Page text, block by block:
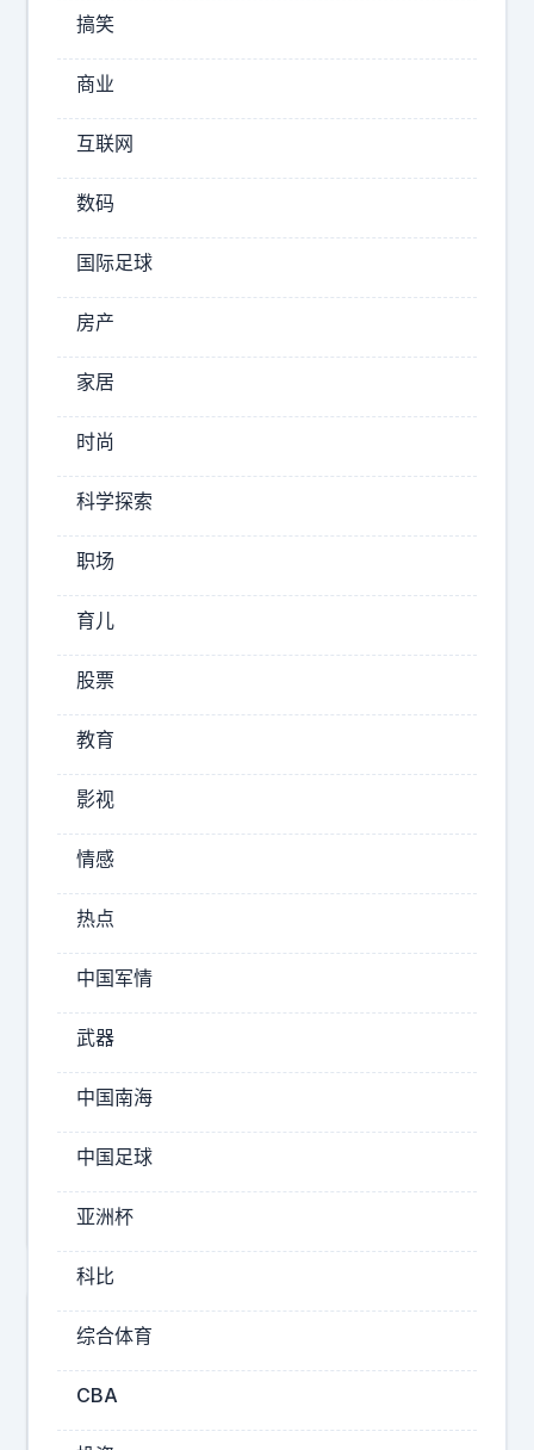
公
即
将
发
布
他
2026-
06
姬
思
突
：
前
p
n
合
创
始
人
兼
科
家
i
y
的
标
：
联
合
创
始
人
业
openai
英
伟
达
真
建
搞笑
商业
互联网
数码
国际足球
房产
家居
时尚
科学探索
职场
育儿
股票
教育
影视
情感
热点
中国军情
武器
中国南海
中国足球
亚洲杯
科比
综合体育
CBA